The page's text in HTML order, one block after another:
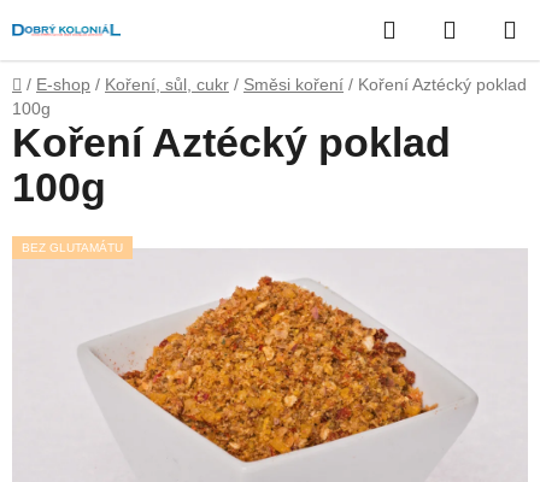
na
obsah
Hledat
KOŠÍK
Domů
/ E-shop / Koření, sůl, cukr / Směsi koření / Koření Aztécký poklad
100g
Koření Aztécký poklad
100g
BEZ GLUTAMÁTU